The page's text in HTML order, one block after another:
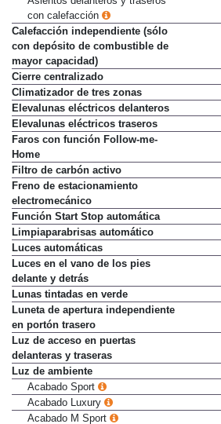
Asientos delanteros y traseros
con calefacción
Calefacción independiente (sólo
con depósito de combustible de
mayor capacidad)
Cierre centralizado
Climatizador de tres zonas
Elevalunas eléctricos delanteros
Elevalunas eléctricos traseros
Faros con función Follow-me-
Home
Filtro de carbón activo
Freno de estacionamiento
electromecánico
Función Start Stop automática
Limpiaparabrisas automático
Luces automáticas
Luces en el vano de los pies
delante y detrás
Lunas tintadas en verde
Luneta de apertura independiente
en portón trasero
Luz de acceso en puertas
delanteras y traseras
Luz de ambiente
Acabado Sport
Acabado Luxury